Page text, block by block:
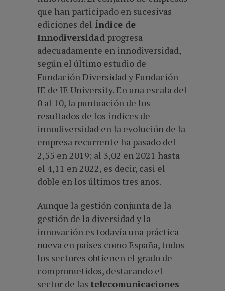
que han participado en sucesivas
ediciones del Índice de
Innodiversidad progresa
adecuadamente en innodiversidad,
según el último estudio de
Fundación Diversidad y Fundación
IE de IE University. En una escala del
0 al 10, la puntuación de los
resultados de los índices de
innodiversidad en la evolución de la
empresa recurrente ha pasado del
2,55 en 2019; al 3,02 en 2021 hasta
el 4,11 en 2022, es decir, casi el
doble en los últimos tres años.
Aunque la gestión conjunta de la
gestión de la diversidad y la
innovación es todavía una práctica
nueva en países como España, todos
los sectores obtienen el grado de
comprometidos, destacando el
sector de las telecomunicaciones